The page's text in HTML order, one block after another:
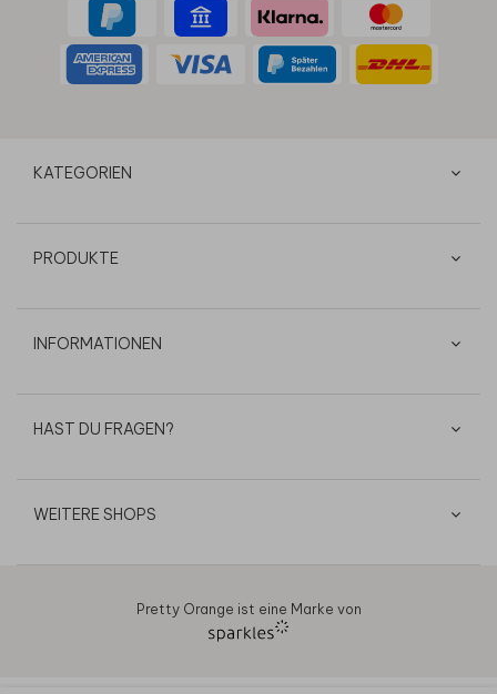
KATEGORIEN
PRODUKTE
INFORMATIONEN
HAST DU FRAGEN?
WEITERE SHOPS
Pretty Orange ist eine Marke von